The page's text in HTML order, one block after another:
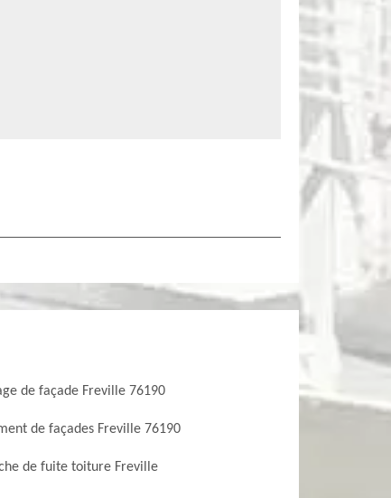
de façade Freville 76190
de façades Freville 76190
de fuite toiture Freville